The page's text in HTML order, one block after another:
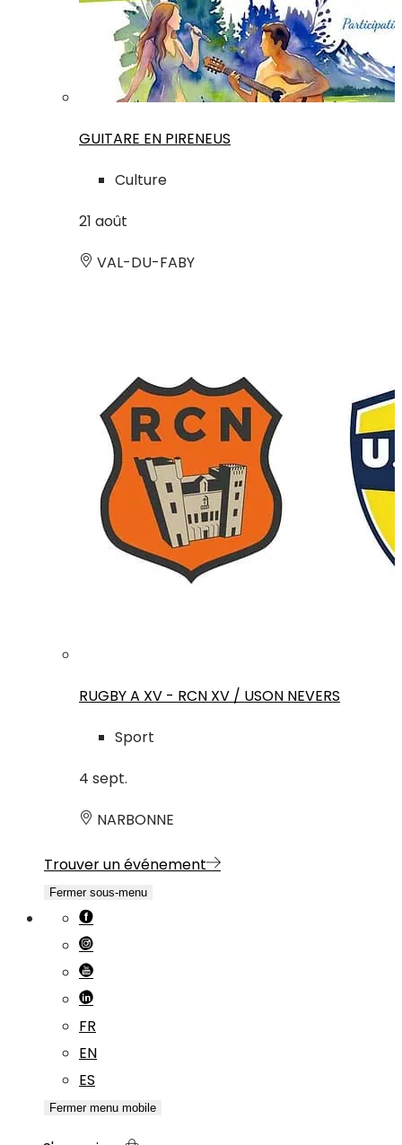
GUITARE EN PIRENEUS
Culture
21 août
VAL-DU-FABY
RUGBY A XV - RCN XV / USON NEVERS
Sport
4 sept.
NARBONNE
Trouver un événement
Fermer sous-menu
FR
EN
ES
Fermer menu mobile